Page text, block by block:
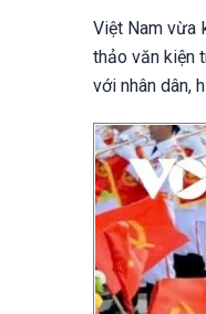
Việt Nam vừa
thảo văn kiện
với nhân dân,